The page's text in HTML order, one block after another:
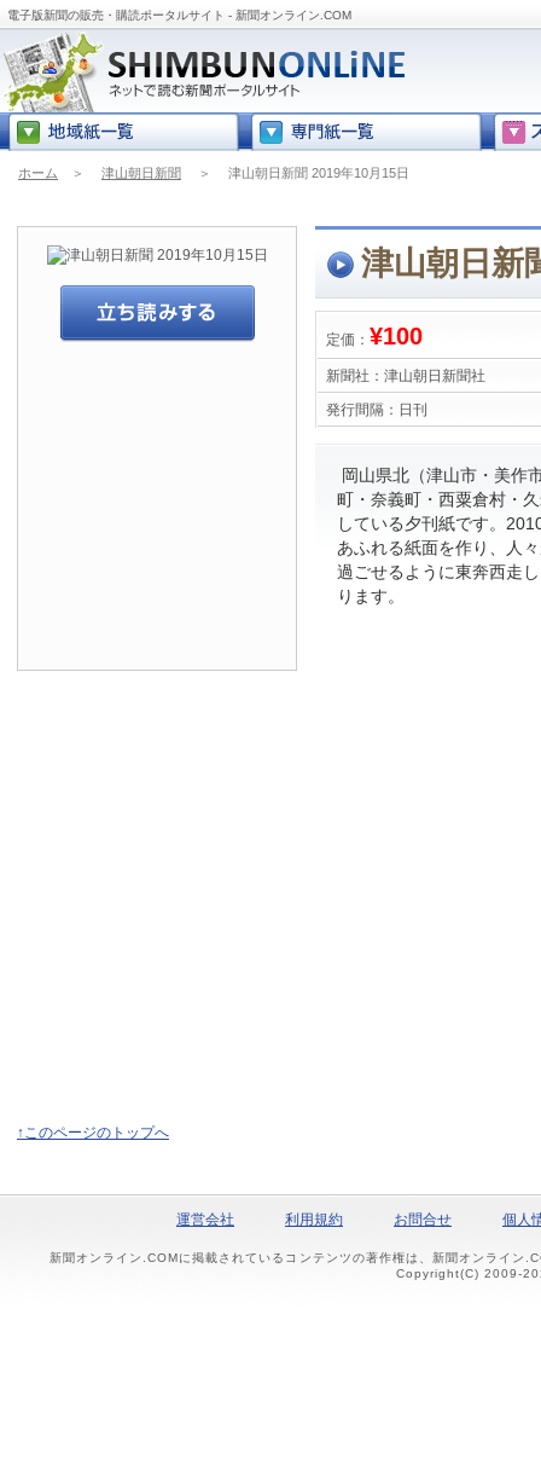
電子版新聞の販売・購読ポータルサイト - 新聞オンライン.COM
ホーム ＞ 津山朝日新聞 ＞ 津山朝日新聞 2019年10月15日
津山朝日新
定価： ¥100
新聞社： 津山朝日新聞社
発行間隔： 日刊
岡山県北（津山市・美作
町・奈義町・西粟倉村・
している夕刊紙です。
あふれる紙面を作り、人
過ごせるように東奔西走
ります。
↑このページのトップへ
運営会社 利用規約 お問合せ 個人
新聞オンライン.COMに掲載されているコンテンツの著作権は、新聞オンライン
Copyright(C) 2009-